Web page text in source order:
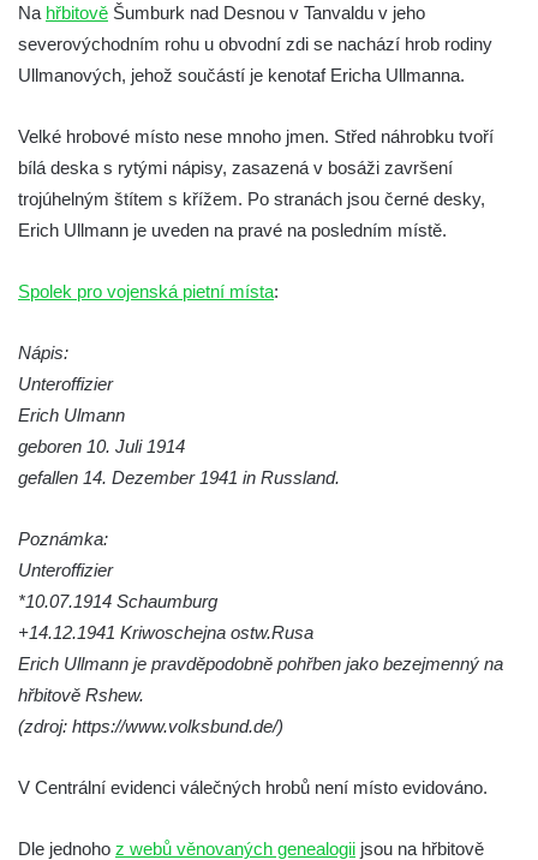
Kamenném Újezdě
Kenotaf Václava B. Hájka na starém
hřbitově v Kamenném Újezdě
Kenotaf Jana Mojžiše na hřbitově ve
Velešíně
Velešíně
Pomník obětem 2. světové války na hřbitově
u kostela svatého Václava ve Velešíně
pomníku obětem válek na náměstí J. V.
Kamarýta ve Velešíně
Pomník obětem 1. a 2. světové války na
náměstí J. V. Kamarýta ve Velešíně
Pomník obětem 1. a 2. světové války v
Římově
Předoníně
Na hřbitově Šumburk nad Desnou v Tanvaldu v jeho
severovýchodním rohu u obvodní zdi se nachází hrob rodiny
Ullmanových, jehož součástí je kenotaf Ericha Ullmanna.
Velké hrobové místo nese mnoho jmen. Střed náhrobku tvoří
bílá deska s rytými nápisy, zasazená v bosáži završení
trojúhelným štítem s křížem. Po stranách jsou černé desky,
Erich Ullmann je uveden na pravé na posledním místě.
Spolek pro vojenská pietní místa:
Nápis:
Unteroffizier
Erich Ulmann
geboren 10. Juli 1914
gefallen 14. Dezember 1941 in Russland.
Poznámka:
Unteroffizier
*10.07.1914 Schaumburg
+14.12.1941 Kriwoschejna ostw.Rusa
Erich Ullmann je pravděpodobně pohřben jako bezejmenný na
hřbitově Rshew.
(zdroj: https://www.volksbund.de/)
V Centrální evidenci válečných hrobů není místo evidováno.
Dle jednoho z webů věnovaných genealogii jsou na hřbitově